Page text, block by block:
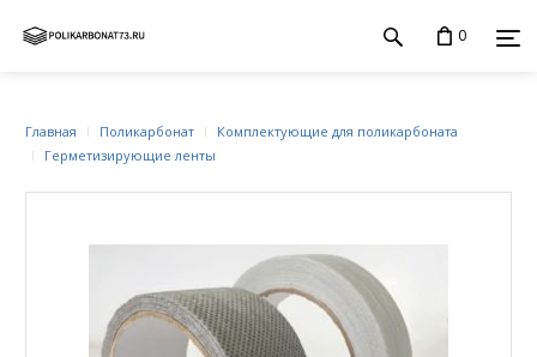
0
Главная Поликарбонат
Комплектующие для поликарбоната
Герметизирующие ленты